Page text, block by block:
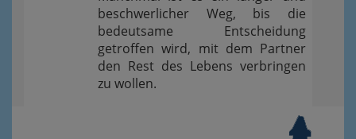
beschwerlicher Weg, bis die
bedeutsame Entscheidung
getroffen wird, mit dem Partner
den Rest des Lebens verbringen
zu wollen.